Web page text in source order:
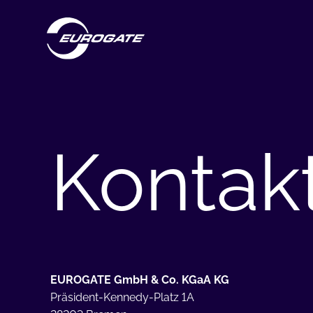
EUROGATE GmbH & Co. KGaA KG
Präsident-Kennedy-Platz 1A